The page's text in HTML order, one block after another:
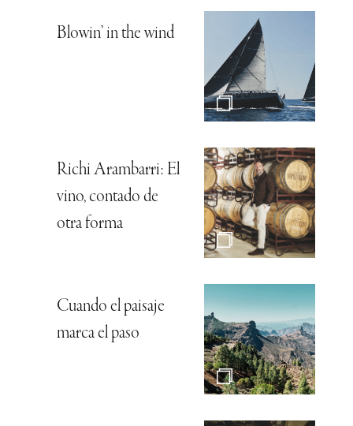
Blowin’ in the wind
Richi Arambarri: El
vino, contado de
otra forma
Cuando el paisaje
marca el paso